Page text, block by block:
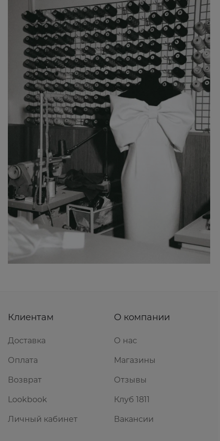
Клиентам
Доставка
Оплата
Возврат
Lookbook
Личный кабинет
О компании
О нас
Магазины
Отзывы
Клуб 1811
Вакансии